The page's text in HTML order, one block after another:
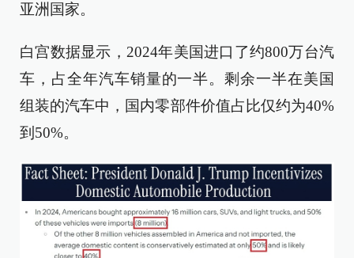
亚洲国家。
白宫数据显示，2024年美国进口了约800万台汽
车，占全年汽车销量的一半。剩余一半在美国
组装的汽车中，国内零部件价值占比仅约为40%
到50%。